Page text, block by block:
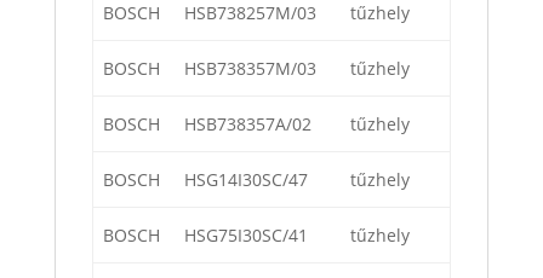
BOSCH HSB738257M/03 tűzhely
BOSCH HSB738357M/03 tűzhely
BOSCH HSB738357A/02 tűzhely
BOSCH HSG14I30SC/47 tűzhely
BOSCH HSG75I30SC/41 tűzhely